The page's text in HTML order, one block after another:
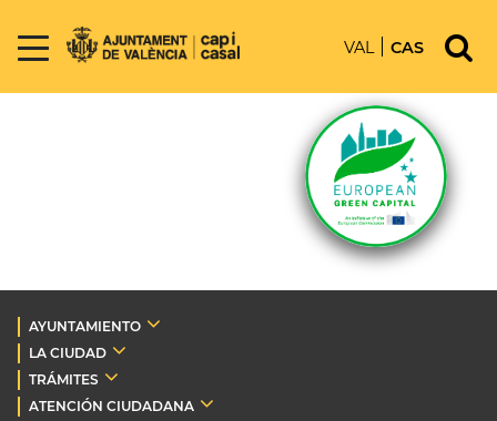
VAL CAS
AYUNTAMIENTO
LA CIUDAD
TRÁMITES
ATENCIÓN CIUDADANA